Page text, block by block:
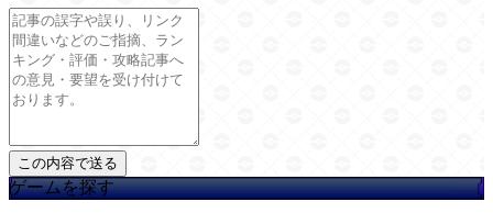
ゲームを探す